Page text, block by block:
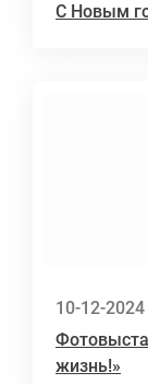
С Новым
10-12-2024
жизнь!»